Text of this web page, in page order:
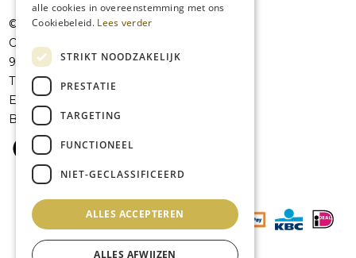
© JolieVOF
Oudenaardsesteenweg 258a
9420 Erpe-Mere
T:
+32 53 41 07 42
E:
info@jolievof.be
BE 0808456101
alle cookies in overeenstemming met ons
Cookiebeleid. Lees verder
STRIKT NOODZAKELIJK
PRESTATIE
TARGETING
FUNCTIONEEL
NIET-GECLASSIFICEERD
ALLES ACCEPTEREN
ALLES AFWIJZEN